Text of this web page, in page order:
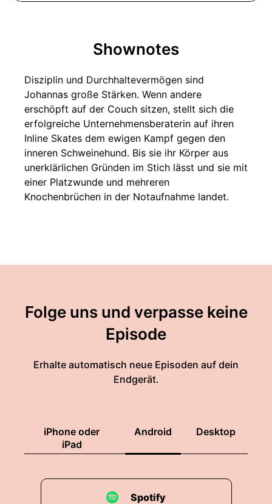
Shownotes
Disziplin und Durchhaltevermögen sind
Johannas große Stärken. Wenn andere
erschöpft auf der Couch sitzen, stellt sich die
erfolgreiche Unternehmensberaterin auf ihren
Inline Skates dem ewigen Kampf gegen den
inneren Schweinehund. Bis sie ihr Körper aus
unerklärlichen Gründen im Stich lässt und sie mit
einer Platzwunde und mehreren
Knochenbrüchen in der Notaufnahme landet.
Folge uns und verpasse keine
Episode
Erhalte automatisch neue Episoden auf dein
Endgerät.
iPhone oder
iPad
Android Desktop
Spotify